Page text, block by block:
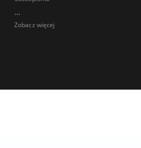
...
Zobacz więcej